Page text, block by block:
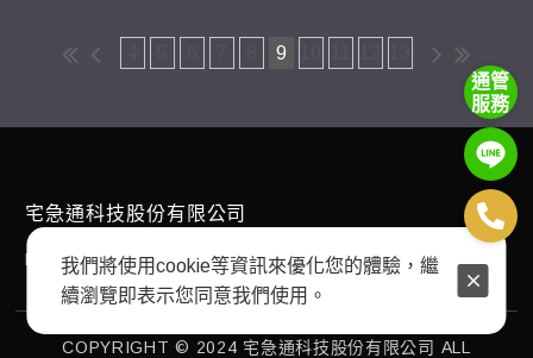
9
宅急通科技股份有限公司
E-mail：plumbingexpress168@gmail.com
COPYRIGHT © 2024 宅急通科技股份有限公司 ALL
通管
服務
我們將使用cookie等資訊來優化您的體驗，繼
續瀏覽即表示您同意我們使用。